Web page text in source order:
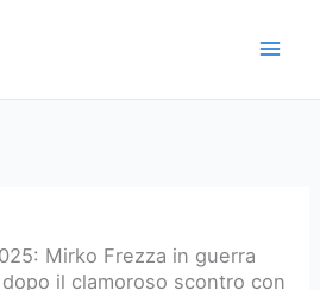
Mirko Frezza in guerra
il clamoroso scontro con